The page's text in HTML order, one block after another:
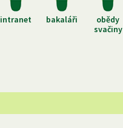
intranet bakaláři
obědy
svačiny